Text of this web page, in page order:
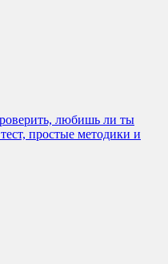
любишь ли ты
простые методики и